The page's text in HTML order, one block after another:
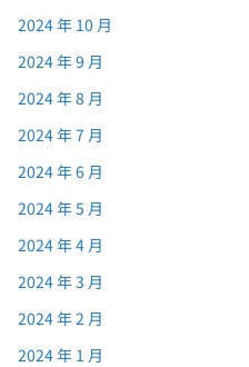
2024 年 10 月
2024 年 9 月
2024 年 8 月
2024 年 7 月
2024 年 6 月
2024 年 5 月
2024 年 4 月
2024 年 3 月
2024 年 2 月
2024 年 1 月